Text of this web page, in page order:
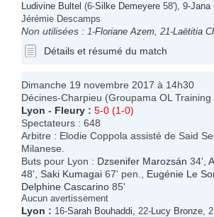
Ludivine Bultel (6-Silke Demeyere 58'), 9-Jana
Jérémie Descamps
Non utilisées : 1-Floriane Azem , 21-Laëtitia
Détails et résumé du match
Dimanche 19 novembre 2017 à 14h30
Décines-Charpieu (Groupama OL Training
Lyon - Fleury : 5-0 (1-0)
Spectateurs : 648
Arbitre : Elodie Coppola assisté de Said
Milanese.
Buts pour Lyon : Dzsenifer Marozsán 34',
48', Saki Kumagai 67' pen., Eugénie Le
Delphine Cascarino 85'
Aucun avertissement
Lyon : 16-Sarah Bouhaddi , 22- Lucy Bronze ,